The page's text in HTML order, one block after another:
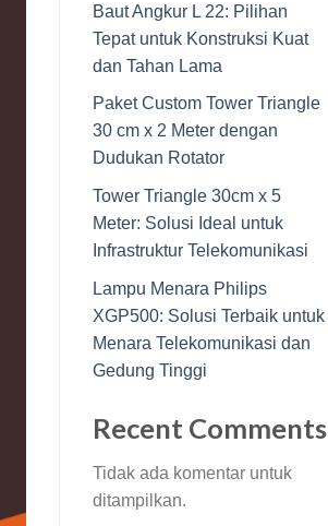
Baut Angkur L 22: Pilihan
Tepat untuk Konstruksi Kuat
dan Tahan Lama
Paket Custom Tower Triangle
30 cm x 2 Meter dengan
Dudukan Rotator
Tower Triangle 30cm x 5
Meter: Solusi Ideal untuk
Infrastruktur Telekomunikasi
Lampu Menara Philips
XGP500: Solusi Terbaik untuk
Menara Telekomunikasi dan
Gedung Tinggi
Recent Comments
Tidak ada komentar untuk
ditampilkan.